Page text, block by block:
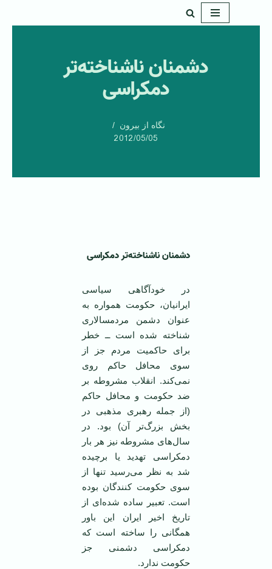
دشمنان نا‌شناخته‌تر
دمکراسی
نگاه از بیرون
2012/05/05
دشمنان نا‌شناخته‌تر دمکراسی
در خود‌آگاهی سیاسی
ایرانیان، حکومت همواره به
عنوان دشمن مردمسالاری
شناخته شده است ــ خطر
برای حاکمیت مردم جز از
سوی محافل حاکم روی
نمی‌کند. انقلاب مشروطه بر
ضد حکومت و محافل حاکم
(از جمله رهبری مذهبی در
بخش بزرگ‌تر آن) بود. در
سال‌های مشروطه نیز هر بار
دمکراسی تهدید یا برچیده
شد به نظر می‌رسید تنها از
سوی حکومت کنندگان بوده
است. تعبیر ساده شده‌ای از
تاریخ اخیر ایران این باور
همگانی را ساخته است که
دمکراسی دشمنی جز
حکومت ندارد.